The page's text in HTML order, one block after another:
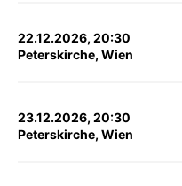
22.12.2026, 20:30
Peterskirche, Wien
23.12.2026, 20:30
Peterskirche, Wien